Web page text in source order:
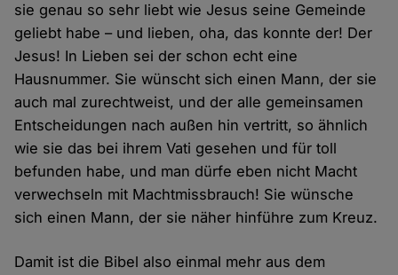
sie genau so sehr liebt wie Jesus seine Gemeinde
geliebt habe – und lieben, oha, das konnte der! Der
Jesus! In Lieben sei der schon echt eine
Hausnummer. Sie wünscht sich einen Mann, der sie
auch mal zurechtweist, und der alle gemeinsamen
Entscheidungen nach außen hin vertritt, so ähnlich
wie sie das bei ihrem Vati gesehen und für toll
befunden habe, und man dürfe eben nicht Macht
verwechseln mit Machtmissbrauch! Sie wünsche
sich einen Mann, der sie näher hinführe zum Kreuz.
Damit ist die Bibel also einmal mehr aus dem